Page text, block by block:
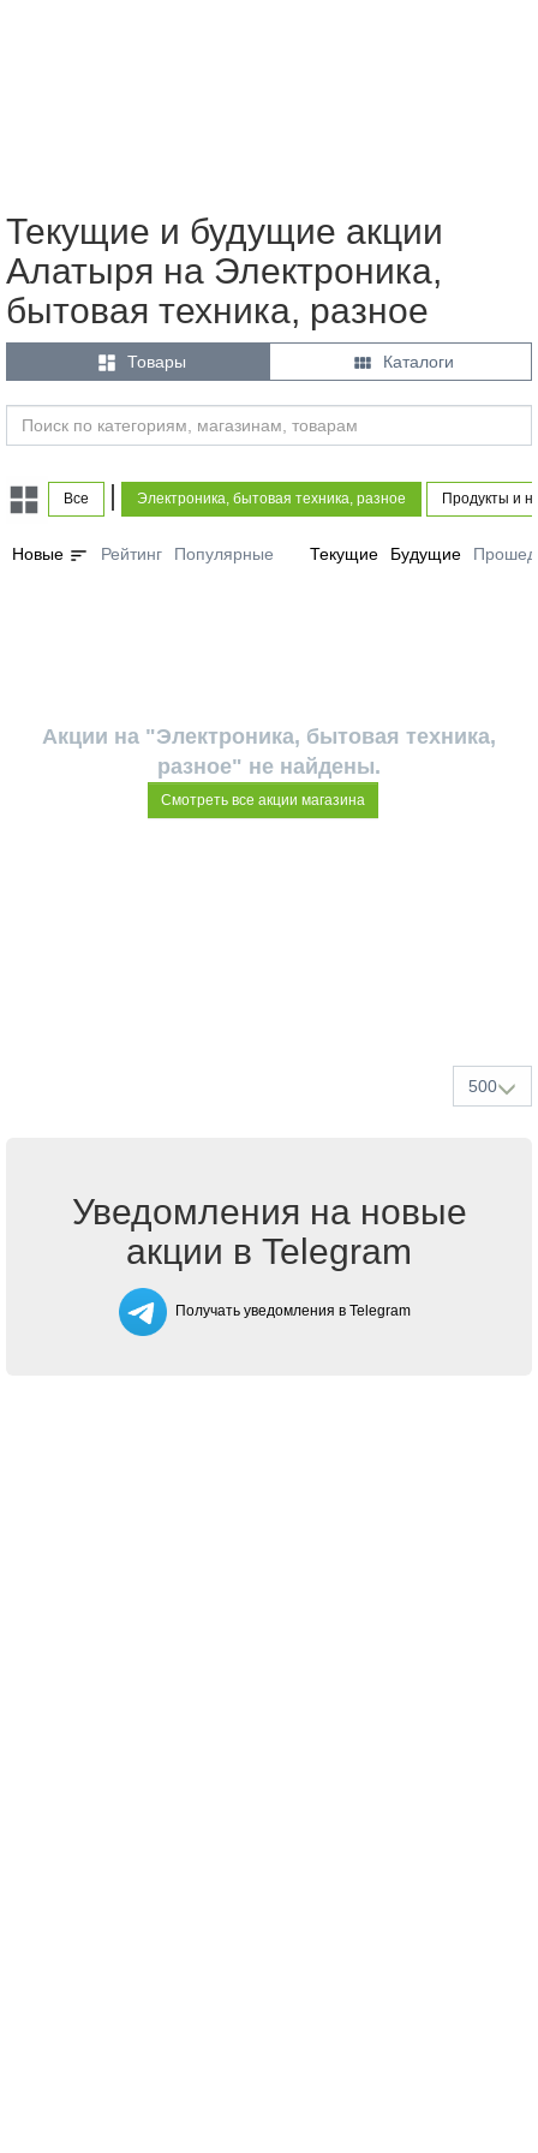
Текущие и будущие акции
Алатыря на Электроника,
бытовая техника, разное
 Товары  Каталоги
Все Электроника, бытовая техника, разное Продукты и
Новые sort Рейтинг Популярные Текущие Будущие
Акции на "Электроника, бытовая техника,
разное" не найдены.
Смотреть все акции магазина
500
Уведомления на новые
акции в Telegram
Получать уведомления в Telegram